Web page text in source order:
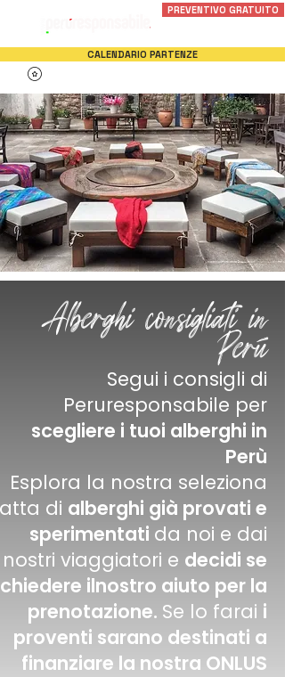
PREVENTIVO GRATUITO
CALENDARIO PARTENZE
Alberghi consigliati in
Perù
Segui i consigli di
Peruresponsabile per
scegliere i tuoi alberghi in
Perù
Esplora la nostra seleziona
di alberghi già provati e
sperimentati da noi e dai
nostri viaggiatori e decidi se
chiedere ilnostro aiuto per la
prenotazione. Se lo farai i
proventi sarano destinati a
finanziare la nostra ONLUS